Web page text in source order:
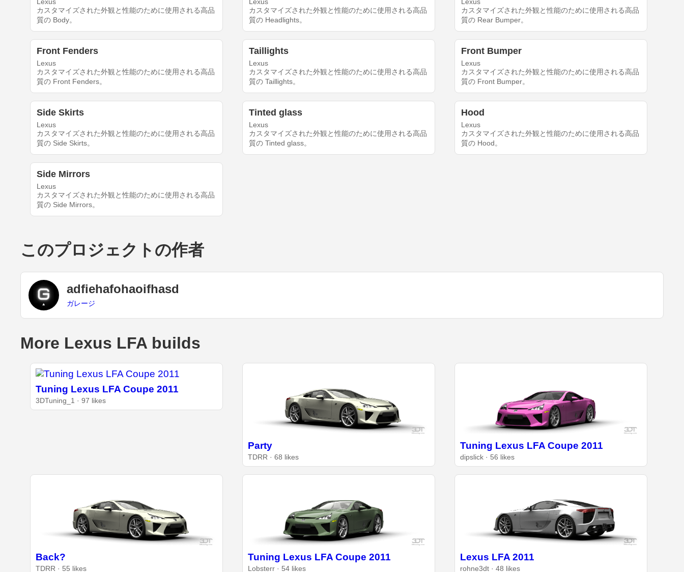
Lexus
カスタマイズされた外観と性能のために使用される高品
質の Body。
Lexus
カスタマイズされた外観と性能のために使用される高品
質の Headlights。
Lexus
カスタマイズされた外観と性能のために使用される高品
質の Rear Bumper。
Front Fenders
Lexus
カスタマイズされた外観と性能のために使用される高品
質の Front Fenders。
Taillights
Lexus
カスタマイズされた外観と性能のために使用される高品
質の Taillights。
Front Bumper
Lexus
カスタマイズされた外観と性能のために使用される高品
質の Front Bumper。
Side Skirts
Lexus
カスタマイズされた外観と性能のために使用される高品
質の Side Skirts。
Tinted glass
Lexus
カスタマイズされた外観と性能のために使用される高品
質の Tinted glass。
Hood
Lexus
カスタマイズされた外観と性能のために使用される高品
質の Hood。
Side Mirrors
Lexus
カスタマイズされた外観と性能のために使用される高品
質の Side Mirrors。
このプロジェクトの作者
adfiehafohaoifhasd
ガレージ
More Lexus LFA builds
Tuning Lexus LFA Coupe 2011
3DTuning_1 · 97 likes
Party
TDRR · 68 likes
Tuning Lexus LFA Coupe 2011
dipslick · 56 likes
Back?
TDRR · 55 likes
Tuning Lexus LFA Coupe 2011
Lobsterr · 54 likes
Lexus LFA 2011
rohne3dt · 48 likes